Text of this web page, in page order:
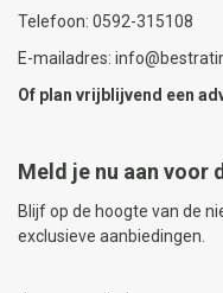
Telefoon: 0592-315108
E-mailadres:
Of plan vrijblijvend een
Meld je nu aan voor
Blijf op de hoogte van de
exclusieve aanbiedingen.